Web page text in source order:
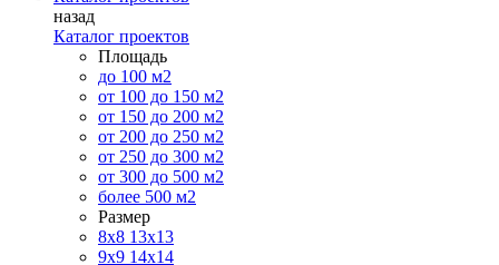
назад
Каталог проектов
Площадь
до 100 м2
от 100 до 150 м2
от 150 до 200 м2
от 200 до 250 м2
от 250 до 300 м2
от 300 до 500 м2
более 500 м2
Размер
8х8 13х13
9х9 14х14